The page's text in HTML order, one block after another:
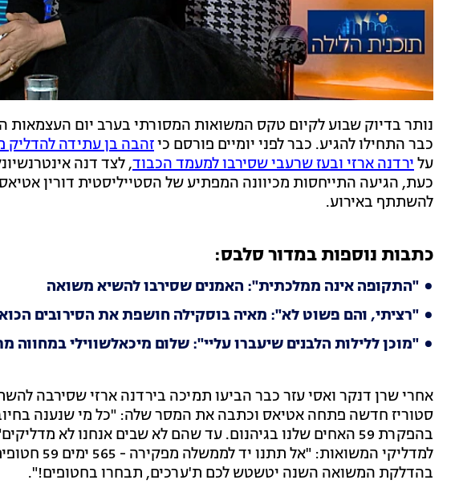
כבר התחילו להגיע. כבר לפני יומיים פורסם כיזהבה בן עתידה להדליק
עלירדנה ארזי ובעז שרעבי שסירבו למעמד הכבוד, לצד דנה
כעת, הגיעה התייחסות מכיוונה המפתיע של הסטייליסטית דורין
להשתתף באירוע.
כתבות נוספות במדור סלבס:
"התקופה אינה ממלכתית": האמנים שסירבו להשיא משואה
"רציתי, והם פשוט לא": מאיה בוסקילה חושפת את הסירובים
"מוכן ללילות הלבנים שיעברו עליי": שלום מיכאלשווילי במחווה
אחרי שרן דנקר ואסי עזר כבר הביעו תמיכה בירדנה ארזי שסירבה
סטוריז חדשה פתחה אטיאס וכתבה את המסר שלה: "כל מי שנענה
בהפקרת 59 האחים שלנו בגיהנום. עד שהם לא שבים אנחנו לא
למדליקי
בהדלקת המשואה השנה יטשטש לכם ת'ערכים, תבחרו בחטופים!".